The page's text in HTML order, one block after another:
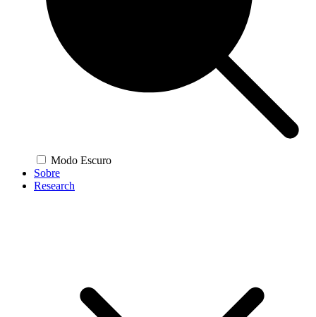
Modo Escuro
Sobre
Research